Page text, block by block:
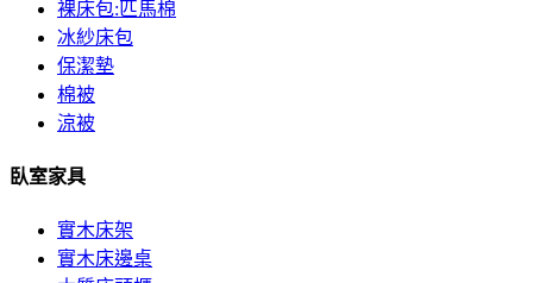
裸床包:匹馬棉
冰紗床包
保潔墊
棉被
涼被
臥室家具
實木床架
實木床邊桌